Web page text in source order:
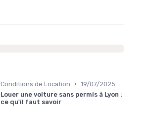
Conditions de Location • 19/07/2025
Louer une voiture sans permis à Lyon :
ce qu'il faut savoir